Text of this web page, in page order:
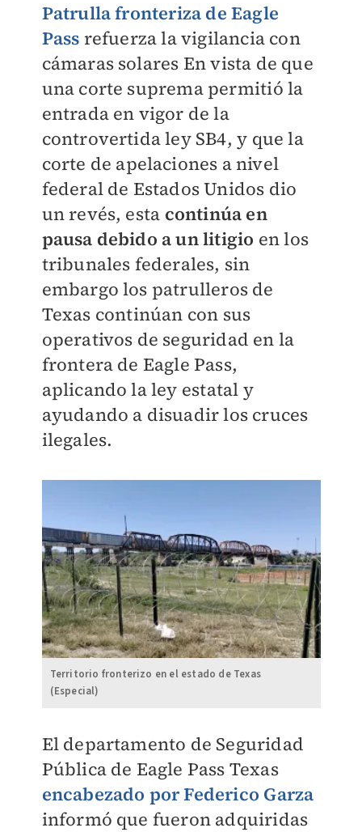
Patrulla fronteriza de Eagle
Pass refuerza la vigilancia con
cámaras solares En vista de que
una corte suprema permitió la
entrada en vigor de la
controvertida ley SB4,y que la
corte de apelaciones a nivel
federal de Estados Unidos dio
un revés, esta continúa en
pausa debido a un litigio en los
tribunales federales, sin
embargo los patrulleros de
Texas continúan con sus
operativos de seguridad en la
frontera de Eagle Pass,
aplicando la ley estatal y
ayudando a disuadir los cruces
ilegales.
Territorio fronterizo en el estado de Texas
(Especial)
El departamento de Seguridad
Pública de Eagle Pass Texas
encabezado por Federico Garza
informó que fueron adquiridas